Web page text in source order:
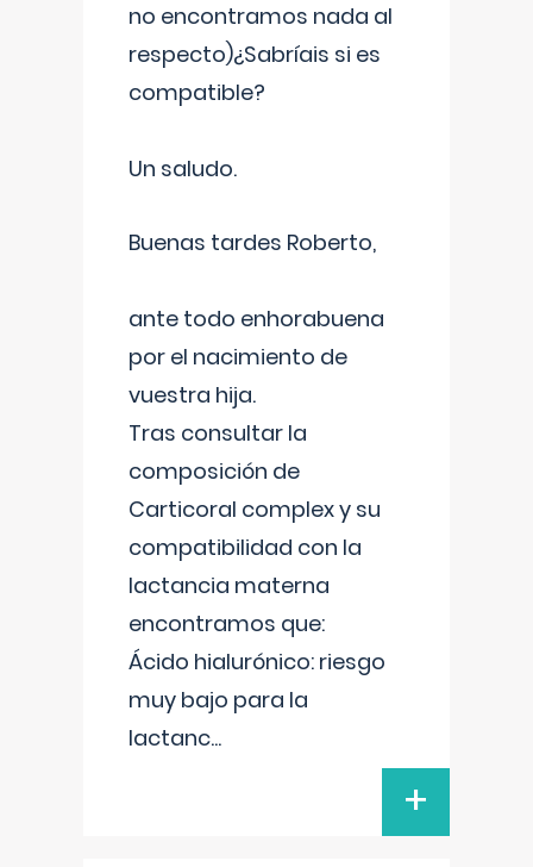
no encontramos nada al
respecto)¿Sabríais si es
compatible?
Un saludo.
Buenas tardes Roberto,
ante todo enhorabuena
por el nacimiento de
vuestra hija.
Tras consultar la
composición de
Carticoral complex y su
compatibilidad con la
lactancia materna
encontramos que:
Ácido hialurónico: riesgo
muy bajo para la
lactanc...
+